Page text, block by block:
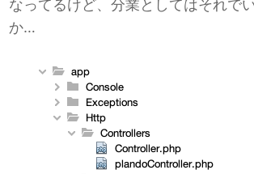
なってるけど、分業としてはそれで
か…